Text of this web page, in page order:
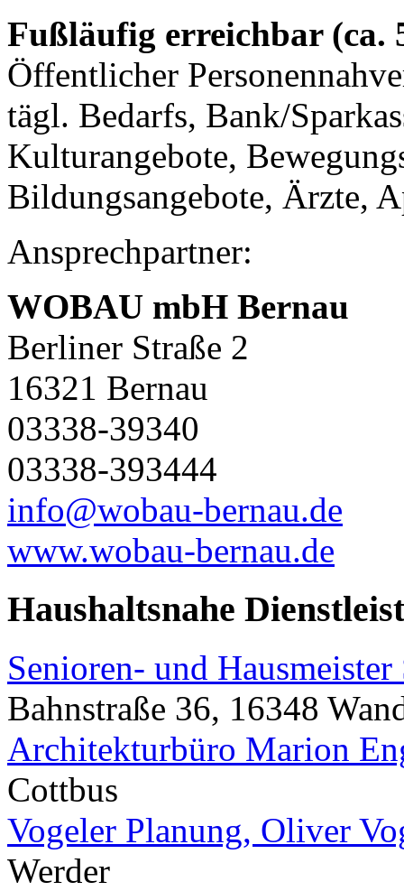
Fußläufig erreichbar (ca.
Öffentlicher
tägl. Bedarfs, Bank/
Kulturangebote,
Bildungsangebote, Ärzte,
Ansprechpartner:
WOBAU mbH Bernau
Berliner Straße 2
16321 Bernau
03338-39340
03338-393444
info@wobau-bernau.de
www.wobau-bernau.de
Haushaltsnahe
Senioren- und
Bahnstraße 36, 16348
Architekturbüro Marion
Cottbus
Vogeler Planung, Oliver
Werder